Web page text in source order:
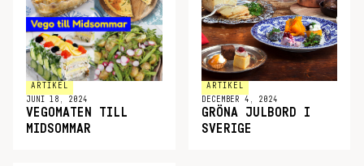
ARTIKEL
JUNI 18, 2024
VEGOMATEN TILL
MIDSOMMAR
ARTIKEL
DECEMBER 4, 2024
GRÖNA JULBORD I
SVERIGE